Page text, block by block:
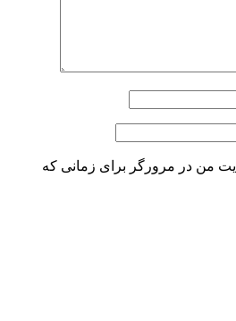
من در مرورگر برای زمانی که